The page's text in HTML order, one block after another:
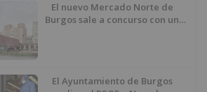
El nuevo Mercado Norte de
Burgos sale a concurso con un
El Ayuntamiento de Burgos